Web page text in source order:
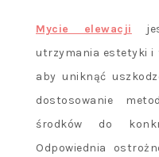
Mycie elewacji
utrzymania estetyki i
aby uniknąć
dostosowanie
środków do
Odpowiednia